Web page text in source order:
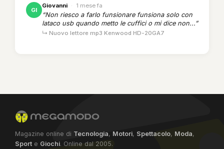
GI
Giovanni · 1 mese fa
“Non riesco a farlo funsionare funsiona solo con
lataco usb quando metto le cuffici o mi dice non...”
↳ Nuovo lettore mp3 Kenwood HD-20GA7
Magazine online di Tecnologia, Motori, Spettacolo, Moda,
Sport e Giochi. Online dal 2005.